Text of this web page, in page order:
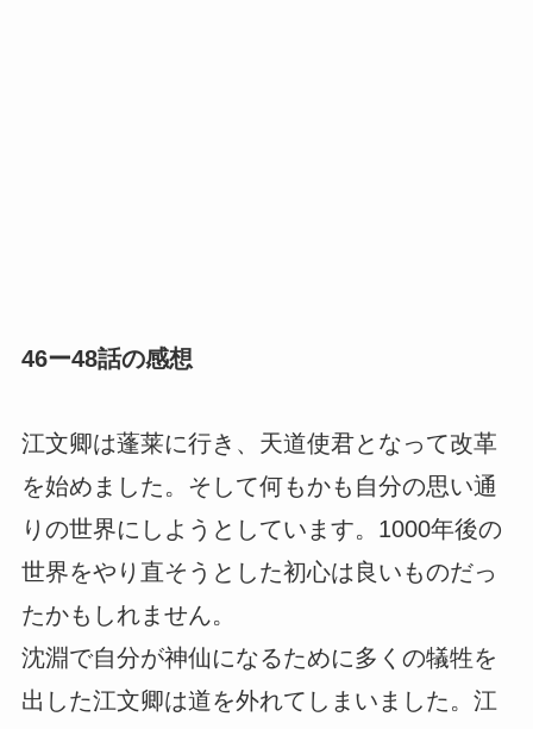
46ー48話の感想
江文卿は蓬莱に行き、天道使君となって改革
を始めました。そして何もかも自分の思い通
りの世界にしようとしています。1000年後の
世界をやり直そうとした初心は良いものだっ
たかもしれません。
沈淵で自分が神仙になるために多くの犠牲を
出した江文卿は道を外れてしまいました。江